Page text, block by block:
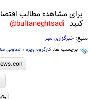
برای مشاهده مطالب
کنید bultaneghtsadi@
منبع: خبرگزاری مهر
برچسب ها: کارگروه ویژه ، تعاونی ها